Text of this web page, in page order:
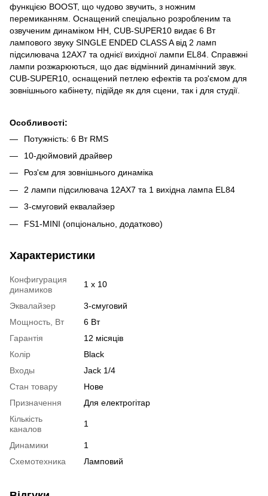
функцією BOOST, що чудово звучить, з ножним
перемиканням. Оснащений спеціально розробленим та
озвученим динаміком HH, CUB-SUPER10 видає 6 Вт
лампового звуку SINGLE ENDED CLASS A від 2 ламп
підсилювача 12AX7 та однієї вихідної лампи EL84. Справжні
лампи розжарюються, що дає відмінний динамічний звук.
CUB-SUPER10, оснащений петлею ефектів та роз'ємом для
зовнішнього кабінету, підійде як для сцени, так і для студії.
Особливості:
Потужність: 6 Вт RMS
10-дюймовий драйвер
Роз'єм для зовнішнього динаміка
2 лампи підсилювача 12AX7 та 1 вихідна лампа EL84
3-смуговий еквалайзер
FS1-MINI (опціонально, додатково)
Характеристики
Конфигурация
динамиков
1 x 10
Эквалайзер
3-смуговий
Мощность, Вт
6 Вт
Гарантія
12 місяців
Колір
Black
Входы
Jack 1/4
Стан товару
Нове
Призначення
Для електрогітар
Кількість
каналов
1
Динамики
1
Схемотехника
Ламповий